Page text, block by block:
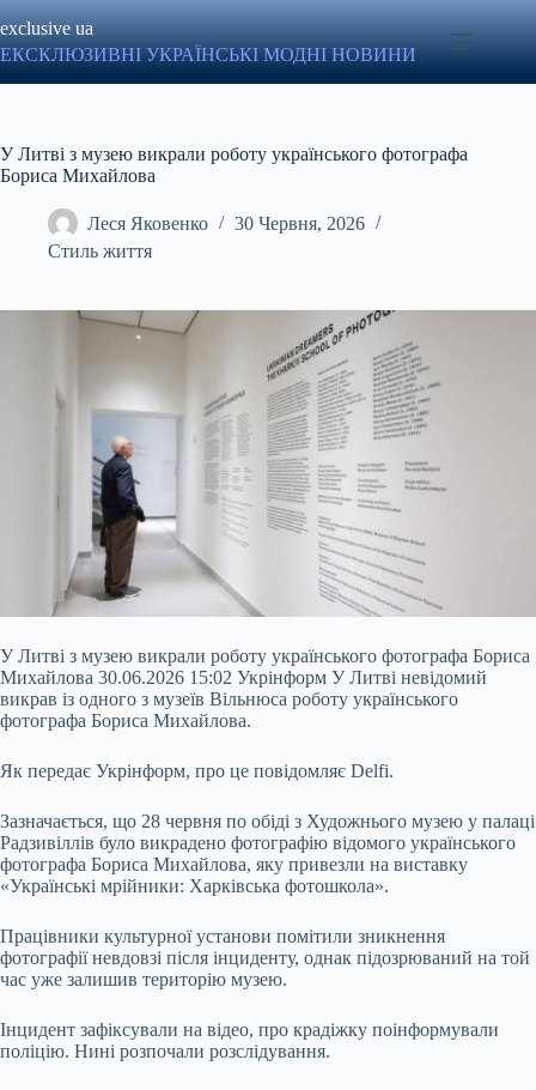
до
вмісту
exclusive ua
ЕКСКЛЮЗИВНІ УКРАЇНСЬКІ МОДНІ НОВИНИ
У Литві з музею викрали роботу українського фотографа
Бориса Михайлова
Леся Яковенко
30 Червня, 2026
Стиль життя
У Литві з музею викрали роботу українського фотографа Бориса
Михайлова 30.06.2026 15:02 Укрінформ У Литві невідомий
викрав із одного з музеїв Вільнюса роботу українського
фотографа Бориса Михайлова.
Як передає Укрінформ, про це повідомляє Delfi.
Зазначається, що 28 червня по обіді з Художнього музею у палаці
Радзивіллів було викрадено фотографію відомого українського
фотографа Бориса Михайлова, яку привезли на виставку
«Українські мрійники: Харківська фотошкола».
Працівники культурної установи помітили зникнення
фотографії невдовзі після інциденту, однак підозрюваний на той
час уже залишив територію музею.
Інцидент зафіксували на відео, про крадіжку поінформували
поліцію. Нині розпочали розслідування.